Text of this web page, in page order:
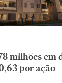
milhões em
por ação